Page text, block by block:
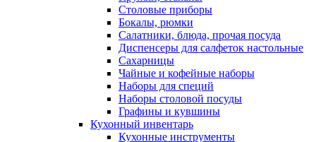
Столовые приборы
Бокалы, рюмки
Салатники, блюда, прочая посуда
Диспенсеры для салфеток настольные
Сахарницы
Чайные и кофейные наборы
Наборы для специй
Наборы столовой посуды
Графины и кувшины
Кухонный инвентарь
Кухонные инструменты